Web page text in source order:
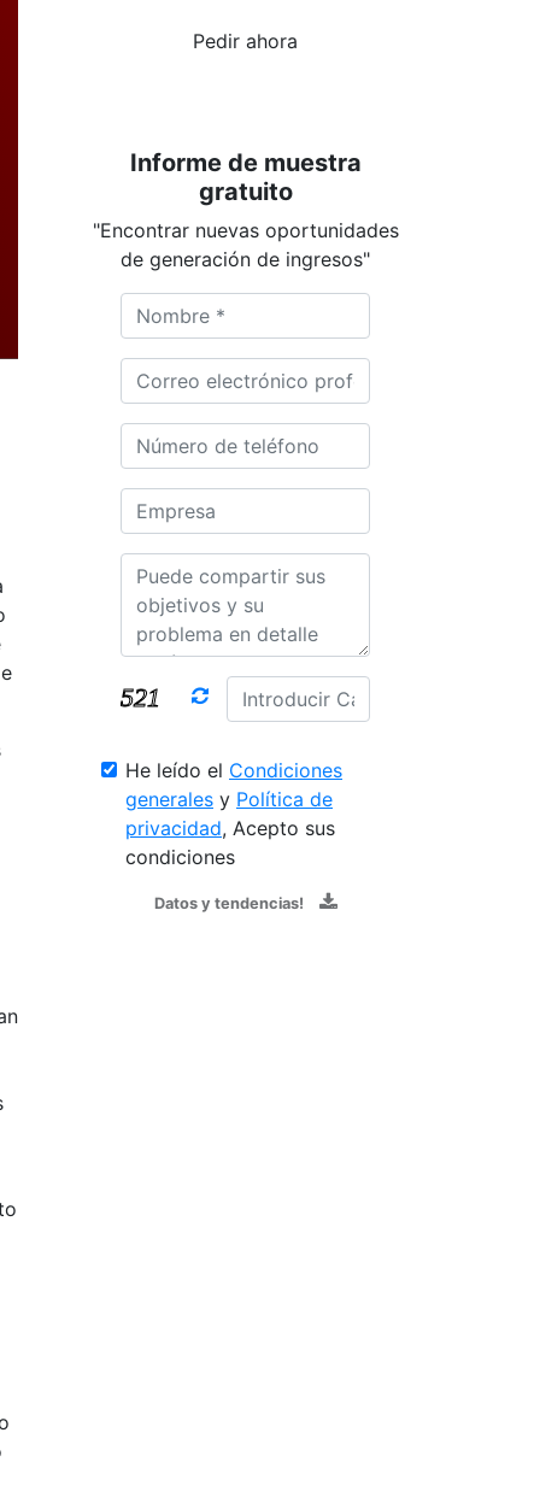
Pedir ahora
Informe de muestra
gratuito
"Encontrar nuevas oportunidades
de generación de ingresos"
He leído el Condiciones
generales y Política de
privacidad, Acepto sus
condiciones
Datos y tendencias!